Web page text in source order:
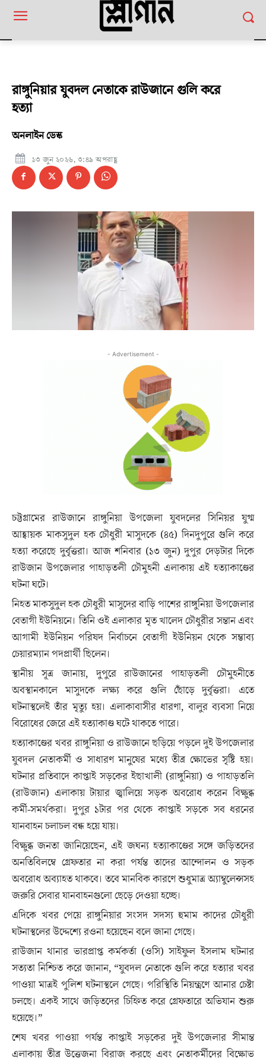
রাঙ্গুনিয়ার যুবদল নেতাকে রাউজানে গুলি করে
হত্যা
অনলাইন ডেস্ক
১৩ জুন ২০২৬, ৩:৪৯ অপরাহ্ণ
- Advertisement -
চট্টগ্রামের রাউজানে রাঙ্গুনিয়া উপজেলা যুবদলের সিনিয়র যুগ্ম
আহ্বায়ক মাকসুদুল হক চৌধুরী মাসুদকে (৪৫) দিনদুপুরে গুলি করে
হত্যা করেছে দুর্বৃত্তরা। আজ শনিবার (১৩ জুন) দুপুর দেড়টার দিকে
রাউজান উপজেলার পাহাড়তলী চৌমুহনী এলাকায় এই হত্যাকাণ্ডের
ঘটনা ঘটে।
​নিহত মাকসুদুল হক চৌধুরী মাসুদের বাড়ি পাশের রাঙ্গুনিয়া উপজেলার
বেতাগী ইউনিয়নে। তিনি ওই এলাকার মৃত খালেদ চৌধুরীর সন্তান এবং
আগামী ইউনিয়ন পরিষদ নির্বাচনে বেতাগী ইউনিয়ন থেকে সম্ভাব্য
চেয়ারম্যান পদপ্রার্থী ছিলেন।
​স্থানীয় সূত্র জানায়, দুপুরে রাউজানের পাহাড়তলী চৌমুহনীতে
অবস্থানকালে মাসুদকে লক্ষ্য করে গুলি ছোঁড়ে দুর্বৃত্তরা। এতে
ঘটনাস্থলেই তাঁর মৃত্যু হয়। এলাকাবাসীর ধারণা, বালুর ব্যবসা নিয়ে
বিরোধের জেরে এই হত্যাকাণ্ড ঘটে থাকতে পারে।
​হত্যাকাণ্ডের খবর রাঙ্গুনিয়া ও রাউজানে ছড়িয়ে পড়লে দুই উপজেলার
যুবদল নেতাকর্মী ও সাধারণ মানুষের মধ্যে তীব্র ক্ষোভের সৃষ্টি হয়।
ঘটনার প্রতিবাদে কাপ্তাই সড়কের ইছাখালী (রাঙ্গুনিয়া) ও পাহাড়তলি
(রাউজান) এলাকায় টায়ার জ্বালিয়ে সড়ক অবরোধ করেন বিক্ষুব্ধ
কর্মী-সমর্থকরা। দুপুর ১টার পর থেকে কাপ্তাই সড়কে সব ধরনের
যানবাহন চলাচল বন্ধ হয়ে যায়।
​বিক্ষুব্ধ জনতা জানিয়েছেন, এই জঘন্য হত্যাকাণ্ডের সঙ্গে জড়িতদের
অনতিবিলম্বে গ্রেফতার না করা পর্যন্ত তাদের আন্দোলন ও সড়ক
অবরোধ অব্যাহত থাকবে। তবে মানবিক কারণে শুধুমাত্র অ্যাম্বুলেন্সসহ
জরুরি সেবার যানবাহনগুলো ছেড়ে দেওয়া হচ্ছে।
​এদিকে খবর পেয়ে রাঙ্গুনিয়ার সংসদ সদস্য হুমাম কাদের চৌধুরী
ঘটনাস্থলের উদ্দেশ্যে রওনা হয়েছেন বলে জানা গেছে।
​রাউজান থানার ভারপ্রাপ্ত কর্মকর্তা (ওসি) সাইফুল ইসলাম ঘটনার
সত্যতা নিশ্চিত করে জানান, “যুবদল নেতাকে গুলি করে হত্যার খবর
পাওয়া মাত্রই পুলিশ ঘটনাস্থলে গেছে। পরিস্থিতি নিয়ন্ত্রণে আনার চেষ্টা
চলছে। একই সাথে জড়িতদের চিহ্নিত করে গ্রেফতারে অভিযান শুরু
হয়েছে।”
​শেষ খবর পাওয়া পর্যন্ত কাপ্তাই সড়কের দুই উপজেলার সীমান্ত
এলাকায় তীব্র উত্তেজনা বিরাজ করছে এবং নেতাকর্মীদের বিক্ষোভ